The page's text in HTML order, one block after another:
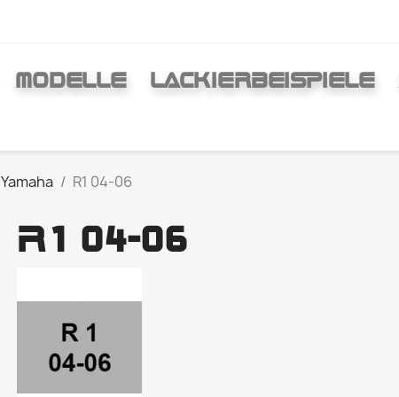
MODELLE LACKIERBEISPIELE
Yamaha R1 04-06
R1 04-06